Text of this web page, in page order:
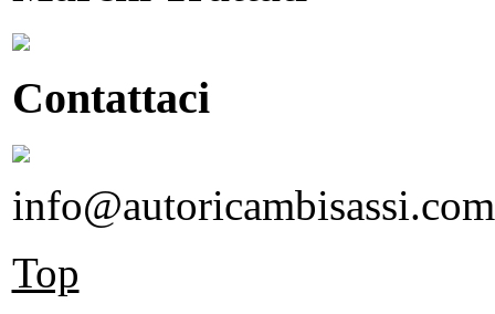
Contattaci
info@autoricambisassi.com
Top